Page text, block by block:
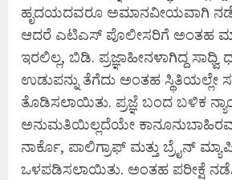
ಹೃದಯದವರೂ ಅಮಾನವೀಯವಾಗಿ
ಆದರೆ ಎಟಿಎಸ್ ಪೊಲೀಸರಿಗೆ ಅಂತಹ
ಇರಲಿಲ್ಲ, ಬಿಡಿ. ಪ್ರಜ್ಞಾಹೀನಳಾಗಿದ್ದ ಸಾಧ್ವಿ
ಉಡುಪನ್ನು ತೆಗೆದು ಅಂತಹ ಸ್ಥಿತಿಯಲ್ಲೇ
ತೊಡಿಸಲಾಯಿತು. ಪ್ರಜ್ಞೆ ಬಂದ ಬಳಿಕ
ಅನುಮತಿಯಿಲ್ಲದೆಯೇ
ನಾರ್ಕೊ, ಪಾಲಿಗ್ರಾಫ್ ಮತ್ತು ಬ್ರೈನ್
ಒಳಪಡಿಸಲಾಯಿತು. ಅಂತಹ ಪರೀಕ್ಷೆ